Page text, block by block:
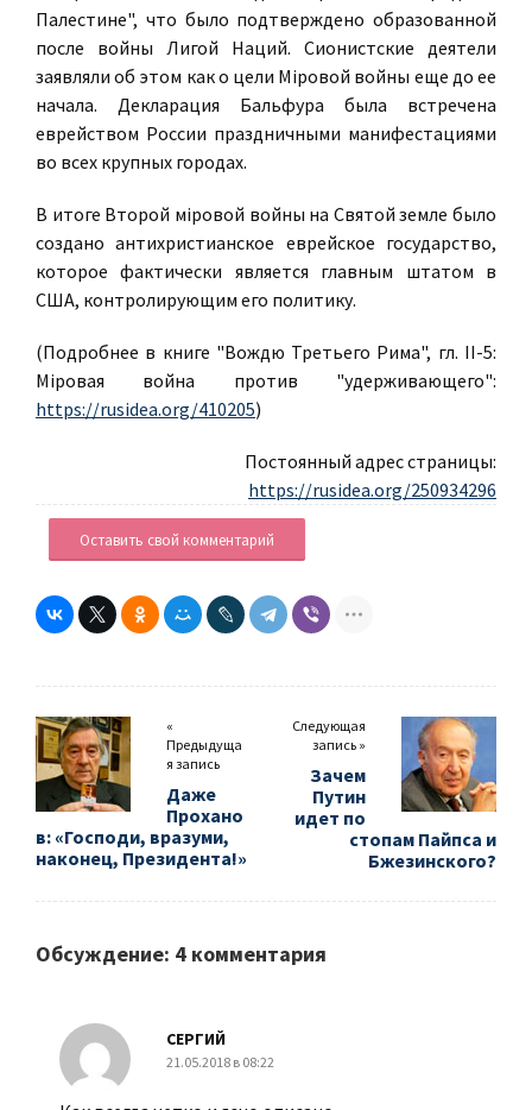
Палестине", что было подтверждено образованной
после войны Лигой Наций. Сионистские деятели
заявляли об этом как о цели Мiровой войны еще до ее
начала. Декларация Бальфура была встречена
еврейством России праздничными манифестациями
во всех крупных городах.
В итоге Второй мiровой войны на Святой земле было
создано антихристианское еврейское государство,
которое фактически является главным штатом в
США, контролирующим его политику.
(Подробнее в книге "Вождю Третьего Рима", гл. II-5:
Мiровая война против "удерживающего":
https://rusidea.org/410205)
Постоянный адрес страницы:
https://rusidea.org/250934296
Оставить свой комментарий
«
Предыдуща
я запись
Даже
Прохано
в: «Господи, вразуми,
наконец, Президента!»
Следующая
запись »
Зачем
Путин
идет по
стопам Пайпса и
Бжезинского?
Обсуждение: 4 комментария
СЕРГИЙ
21.05.2018 в 08:22